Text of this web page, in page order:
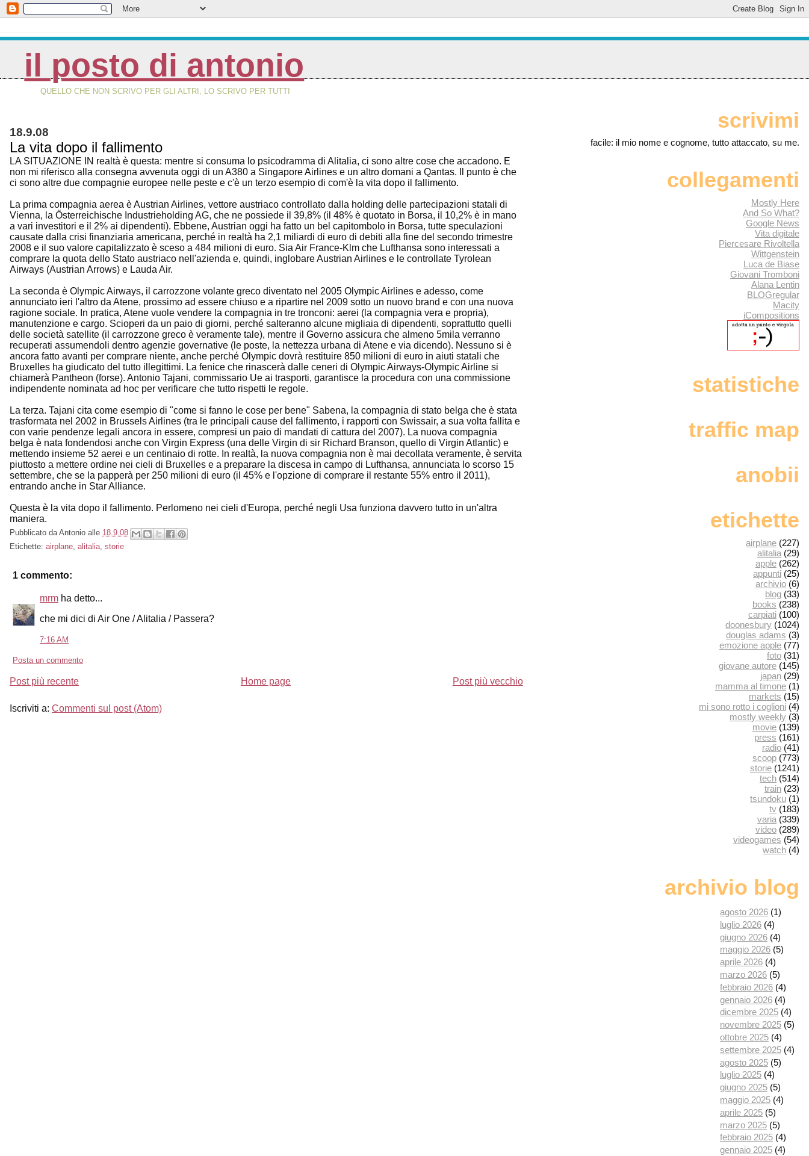
il posto di antonio
QUELLO CHE NON SCRIVO PER GLI ALTRI, LO SCRIVO PER TUTTI
18.9.08
La vita dopo il fallimento
LA SITUAZIONE IN realtà è questa: mentre si consuma lo psicodramma di Alitalia, ci sono altre cose che accadono. E
non mi riferisco alla consegna avvenuta oggi di un A380 a Singapore Airlines e un altro domani a Qantas. Il punto è che
ci sono altre due compagnie europee nelle peste e c'è un terzo esempio di com'è la vita dopo il fallimento.
La prima compagnia aerea è Austrian Airlines, vettore austriaco controllato dalla holding delle partecipazioni statali di
Vienna, la Österreichische Industrieholding AG, che ne possiede il 39,8% (il 48% è quotato in Borsa, il 10,2% è in mano
a vari investitori e il 2% ai dipendenti). Ebbene, Austrian oggi ha fatto un bel capitombolo in Borsa, tutte speculazioni
causate dalla crisi finanziaria americana, perché in realtà ha 2,1 miliardi di euro di debiti alla fine del secondo trimestre
2008 e il suo valore capitalizzato è sceso a 484 milioni di euro. Sia Air France-Klm che Lufthansa sono interessati a
comprare la quota dello Stato austriaco nell'azienda e, quindi, inglobare Austrian Airlines e le controllate Tyrolean
Airways (Austrian Arrows) e Lauda Air.
La seconda è Olympic Airways, il carrozzone volante greco diventato nel 2005 Olympic Airlines e adesso, come
annunciato ieri l'altro da Atene, prossimo ad essere chiuso e a ripartire nel 2009 sotto un nuovo brand e con una nuova
ragione sociale. In pratica, Atene vuole vendere la compagnia in tre tronconi: aerei (la compagnia vera e propria),
manutenzione e cargo. Scioperi da un paio di giorni, perché salteranno alcune migliaia di dipendenti, soprattutto quelli
delle società satellite (il carrozzone greco è veramente tale), mentre il Governo assicura che almeno 5mila verranno
recuperati assumendoli dentro agenzie governative (le poste, la nettezza urbana di Atene e via dicendo). Nessuno si è
ancora fatto avanti per comprare niente, anche perché Olympic dovrà restituire 850 milioni di euro in aiuti statali che
Bruxelles ha giudicato del tutto illegittimi. La fenice che rinascerà dalle ceneri di Olympic Airways-Olympic Airline si
chiamerà Pantheon (forse). Antonio Tajani, commissario Ue ai trasporti, garantisce la procedura con una commissione
indipendente nominata ad hoc per verificare che tutto rispetti le regole.
La terza. Tajani cita come esempio di "come si fanno le cose per bene" Sabena, la compagnia di stato belga che è stata
trasformata nel 2002 in Brussels Airlines (tra le principali cause del fallimento, i rapporti con Swissair, a sua volta fallita e
con varie pendenze legali ancora in essere, compresi un paio di mandati di cattura del 2007). La nuova compagnia
belga è nata fondendosi anche con Virgin Express (una delle Virgin di sir Richard Branson, quello di Virgin Atlantic) e
mettendo insieme 52 aerei e un centinaio di rotte. In realtà, la nuova compagnia non è mai decollata veramente, è servita
piuttosto a mettere ordine nei cieli di Bruxelles e a preparare la discesa in campo di Lufthansa, annunciata lo scorso 15
settembre, che se la papperà per 250 milioni di euro (il 45% e l'opzione di comprare il restante 55% entro il 2011),
entrando anche in Star Alliance.
Questa è la vita dopo il fallimento. Perlomeno nei cieli d'Europa, perché negli Usa funziona davvero tutto in un'altra
maniera.
Pubblicato da Antonio alle 18.9.08
Etichette: airplane, alitalia, storie
1 commento:
mrm ha detto...
che mi dici di Air One / Alitalia / Passera?
7:16 AM
Posta un commento
Post più recente Post più vecchio
Home page
Iscriviti a: Commenti sul post (Atom)
scrivimi
facile: il mio nome e cognome, tutto attaccato, su me.
collegamenti
Mostly Here
And So What?
Google News
Vita digitale
Piercesare Rivoltella
Wittgenstein
Luca de Biase
Giovani Tromboni
Alana Lentin
BLOGregular
Macity
iCompositions
statistiche
traffic map
anobii
etichette
airplane (227)
alitalia (29)
apple (262)
appunti (25)
archivio (6)
blog (33)
books (238)
carpiati (100)
doonesbury (1024)
douglas adams (3)
emozione apple (77)
foto (31)
giovane autore (145)
japan (29)
mamma al timone (1)
markets (15)
mi sono rotto i coglioni (4)
mostly weekly (3)
movie (139)
press (161)
radio (41)
scoop (773)
storie (1241)
tech (514)
train (23)
tsundoku (1)
tv (183)
varia (339)
video (289)
videogames (54)
watch (4)
archivio blog
agosto 2026 (1)
luglio 2026 (4)
giugno 2026 (4)
maggio 2026 (5)
aprile 2026 (4)
marzo 2026 (5)
febbraio 2026 (4)
gennaio 2026 (4)
dicembre 2025 (4)
novembre 2025 (5)
ottobre 2025 (4)
settembre 2025 (4)
agosto 2025 (5)
luglio 2025 (4)
giugno 2025 (5)
maggio 2025 (4)
aprile 2025 (5)
marzo 2025 (5)
febbraio 2025 (4)
gennaio 2025 (4)